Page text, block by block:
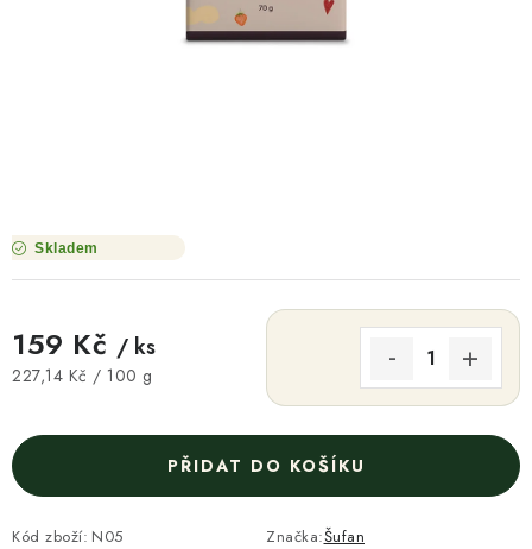
Skladem
159 Kč / ks
Měrná cena:
227,14 Kč / 100 g
PŘIDAT DO KOŠÍKU
Kód zboží: N05 Značka:Šufan